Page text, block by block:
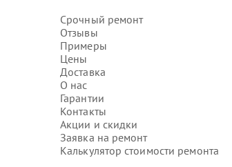
Срочный ремонт
Отзывы
Примеры
Цены
Доставка
О нас
Гарантии
Контакты
Акции и скидки
Заявка на ремонт
Калькулятор стоимости ремонта